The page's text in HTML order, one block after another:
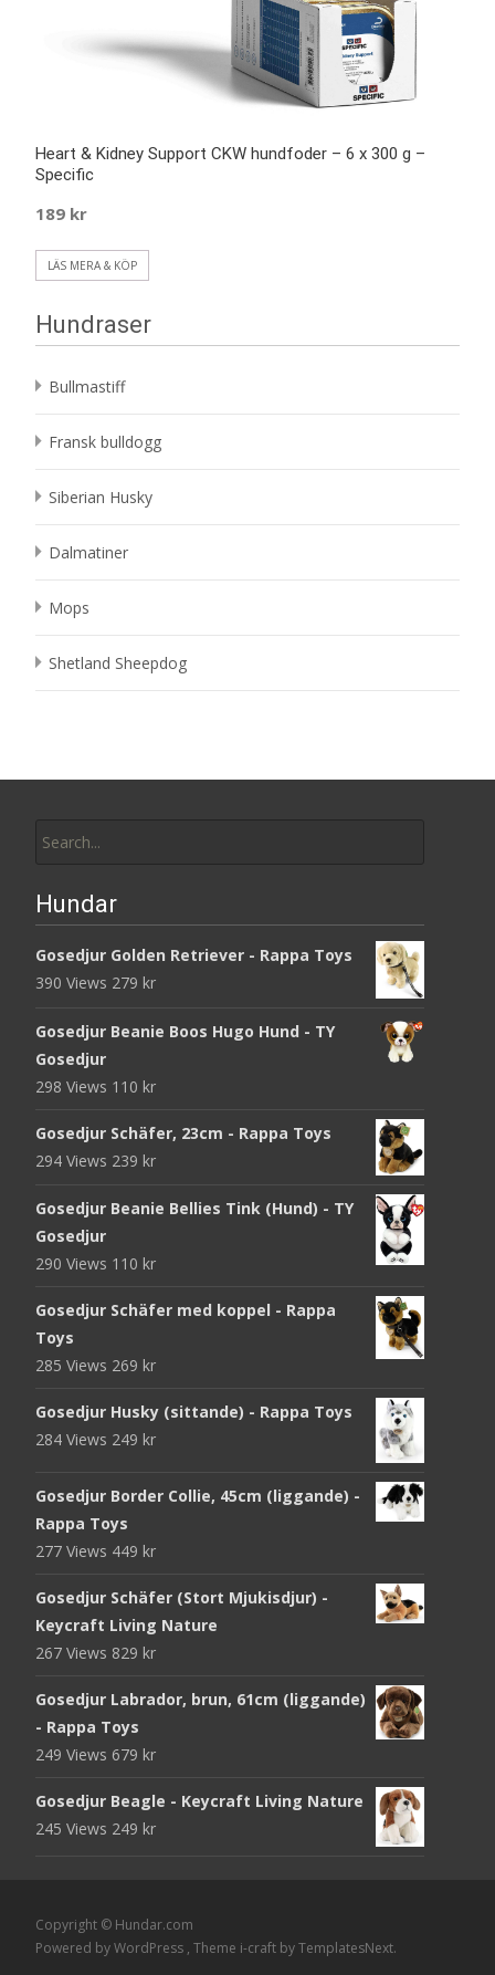
Heart & Kidney Support CKW hundfoder – 6 x 300 g –
Specific
189 kr
LÄS MERA & KÖP
Hundraser
Bullmastiff
Fransk bulldogg
Siberian Husky
Dalmatiner
Mops
Shetland Sheepdog
for:
Hundar
Gosedjur Golden Retriever - Rappa Toys
390 Views 279 kr
Gosedjur Beanie Boos Hugo Hund - TY
Gosedjur
298 Views 110 kr
Gosedjur Schäfer, 23cm - Rappa Toys
294 Views 239 kr
Gosedjur Beanie Bellies Tink (Hund) - TY
Gosedjur
290 Views 110 kr
Gosedjur Schäfer med koppel - Rappa
Toys
285 Views 269 kr
Gosedjur Husky (sittande) - Rappa Toys
284 Views 249 kr
Gosedjur Border Collie, 45cm (liggande) -
Rappa Toys
277 Views 449 kr
Gosedjur Schäfer (Stort Mjukisdjur) -
Keycraft Living Nature
267 Views 829 kr
Gosedjur Labrador, brun, 61cm (liggande)
- Rappa Toys
249 Views 679 kr
Gosedjur Beagle - Keycraft Living Nature
245 Views 249 kr
Copyright © Hundar.com
Powered by WordPress , Theme i-craft by TemplatesNext.